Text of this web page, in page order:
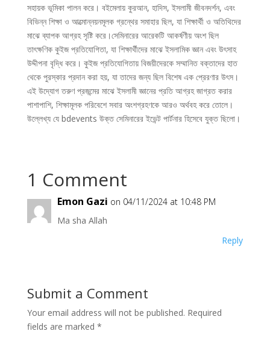
সহায়ক ভূমিকা পালন করে। বইমেলায় কুরআন, হাদিস, ইসলামী জীবনদর্শন, এবং
বিভিন্ন শিক্ষা ও আত্মোন্নয়নমূলক গ্রন্থের সমাহার ছিল, যা শিক্ষার্থী ও অতিথিদের
মাঝে ব্যাপক আগ্রহ সৃষ্টি করে।সেমিনারের আরেকটি আকর্ষণীয় অংশ ছিল
তাৎক্ষণিক কুইজ প্রতিযোগিতা, যা শিক্ষার্থীদের মাঝে ইসলামিক জ্ঞান এবং উৎসাহ
উদ্দীপনা বৃদ্ধি করে। কুইজ প্রতিযোগিতায় বিজয়ীদেরকে সম্মানিত বক্তাদের হাত
থেকে পুরস্কার প্রদান করা হয়, যা তাদের জন্য ছিল বিশেষ এক প্রেরণার উৎস।
এই উদ্যোগ তরুণ প্রজন্মের মাঝে ইসলামী জ্ঞানের প্রতি আগ্রহ জাগ্রত করার
পাশাপাশি, শিক্ষামূলক পরিবেশে সবার অংশগ্রহণকে আরও অর্থবহ করে তোলে।
উল্লেখ্য যে bdevents উক্ত সেমিনারের ইভেন্ট পার্টনার হিসেবে যুক্ত ছিলো।
1 Comment
Emon Gazi on 04/11/2024 at 10:48 PM
Ma sha Allah
Reply
Submit a Comment
Your email address will not be published. Required
fields are marked *